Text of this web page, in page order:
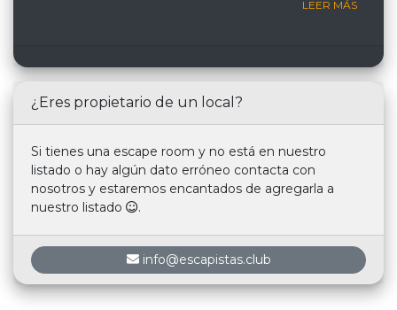
LEER MÁS
¿Eres propietario de un local?
Si tienes una escape room y no está en nuestro
listado o hay algún dato erróneo contacta con
nosotros y estaremos encantados de agregarla a
nuestro listado
.
info@escapistas.club